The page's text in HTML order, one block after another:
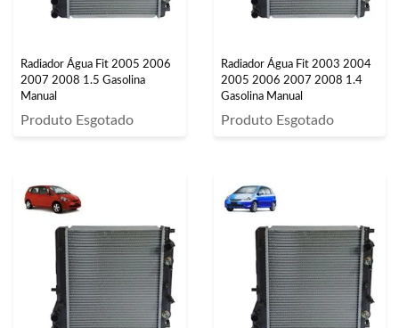
Radiador Água Fit 2005 2006
2007 2008 1.5 Gasolina
Manual
Produto Esgotado
Radiador Água Fit 2003 2004
2005 2006 2007 2008 1.4
Gasolina Manual
Produto Esgotado